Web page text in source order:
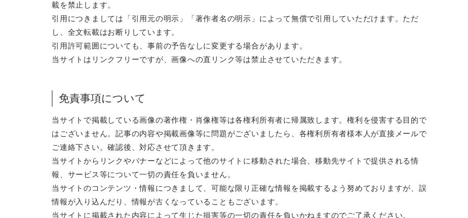
載を禁止します。
引用につきましては「引用元の明示」「著作者名の明示」によって無償で引用していただけます。ただ
し、全文転載はお断りしています。
引用許可範囲についても、事前の予告なしに変更する場合があります。
当サイトはリンクフリーですが、画像への直リンク等は禁止させていただきます。
免責事項について
当サイトで掲載している画像の著作権・肖像権等は各権利所有者に帰属致します。権利を侵害する目的で
はございません。記事の内容や掲載画像等に問題がございましたら、各権利所有者様本人が直接メールで
ご連絡下さい。確認後、対応させて頂きます。
当サイトからリンクやバナーなどによって他のサイトに移動された場合、移動先サイトで提供される情
報、サービス等について一切の責任を負いません。
当サイトのコンテンツ・情報につきまして、可能な限り正確な情報を掲載するよう努めておりますが、誤
情報が入り込んだり、情報が古くなっていることもございます。
当サイトに掲載された内容によって生じた損害等の一切の責任を負いかねますのでご了承ください。